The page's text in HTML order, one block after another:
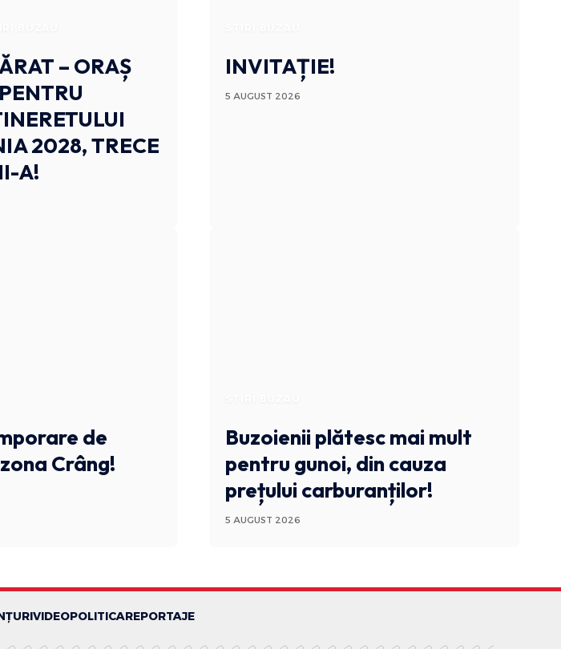
– ORAȘ
2028, TRECE
A!
INVITAȚIE!
5 AUGUST 2026
de
Crâng!
Buzoienii plătesc mai mult
pentru gunoi, din cauza
prețului carburanților!
5 AUGUST 2026
VIDEOPOLITICAREPORTAJE